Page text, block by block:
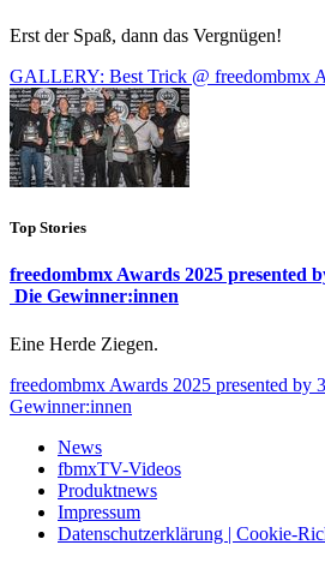
Erst der Spaß, dann das Vergnügen!
GALLERY: Best Trick @ freedombmx
Top Stories
freedombmx Awards 2025 presented
Die Gewinner:innen
Eine Herde Ziegen.
freedombmx Awards 2025 presented by
Gewinner:innen
News
fbmxTV-Videos
Produktnews
Impressum
Datenschutzerklärung | Cookie-